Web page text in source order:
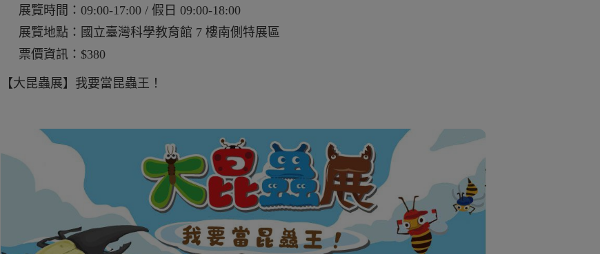
展覽時間：09:00-17:00 / 假日 09:00-18:00
展覽地點：國立臺灣科學教育館 7 樓南側特展區
票價資訊：$380
【大昆蟲展】我要當昆蟲王！